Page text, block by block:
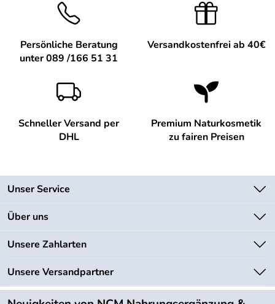
Persönliche Beratung
unter 089 /166 51 31
Versandkostenfrei ab 40€
Schneller Versand per
DHL
Premium Naturkosmetik
zu fairen Preisen
Unser Service
Kontakt
Lieferbedingungen
Kundenlogin
Über uns
Unsere Bestseller
Neu
Angebote
Unsere Zahlarten
Unsere Versandpartner